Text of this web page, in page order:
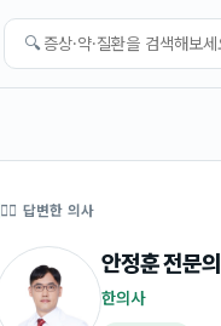
🔍
👩‍⚕️ 답변한 의사
안정훈전문의
한의사